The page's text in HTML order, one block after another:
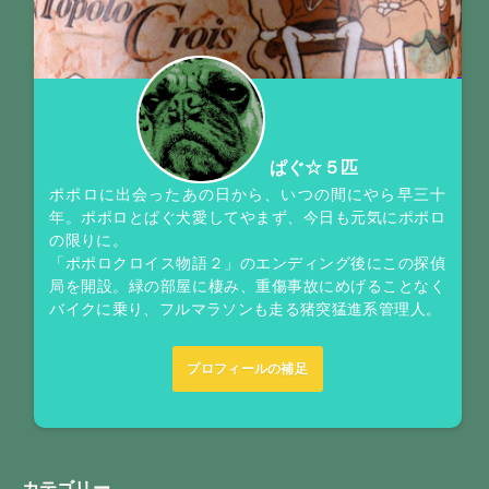
ぱぐ☆５匹
ポポロに出会ったあの日から、いつの間にやら早三十
年。ポポロとぱぐ犬愛してやまず、今日も元気にポポロ
の限りに。
「ポポロクロイス物語２」のエンディング後にこの探偵
局を開設。緑の部屋に棲み、重傷事故にめげることなく
バイクに乗り、フルマラソンも走る猪突猛進系管理人。
プロフィールの補足